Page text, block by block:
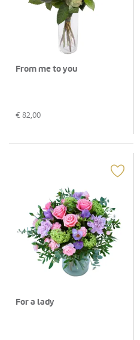
From me to you
€ 82,00
For a lady